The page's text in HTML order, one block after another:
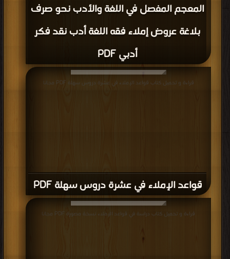
المعجم المفصل في اللغة والأدب نحو صرف
بلاغة عروض إملاء فقه اللغة أدب نقد فكر
أدبي PDF
قواعد الإملاء في عشرة دروس سهلة PDF
قراءة و تحميل كتاب قواعد الإملاء في عشرة دروس سهلة PDF مجانا
قراءة و تحميل كتاب دراسة في قواعد الإملاء نسخة مصورة PDF مجانا